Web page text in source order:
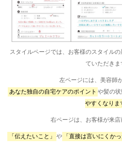
スタイルページでは、お客様のスタイル
ていただきま
左ページには、美容師
あなた独自の自宅ケアのポイント や髪の状
やすくなりま
右ページは、お客様が来店
「伝えたいこと」 や 「直接は言いにくかっ